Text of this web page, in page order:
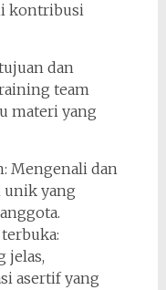
kontribusi
dan
team
materi yang
Mengenali dan
unik yang
jelas,
asertif yang